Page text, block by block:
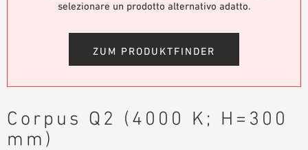
CAMPI D’APPLICAZIONE
CAPITOLATI D’APPALTO
DOWNLOAD
selezionare un prodotto alternativo adatto.
ZUM PRODUKTFINDER
Corpus Q2 (4000 K; H=300
mm)